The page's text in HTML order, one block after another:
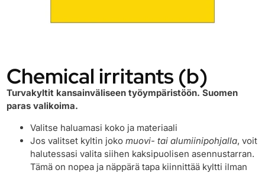
Chemical irritants (b)
Turvakyltit kansainväliseen työympäristöön. Suomen
paras valikoima.
Valitse haluamasi koko ja materiaali
Jos valitset kyltin jokomuovi- tai alumiinipohjalla, voit
halutessasi valita siihen kaksipuolisen asennustarran.
Tämä on nopea ja näppärä tapa kiinnittää kyltti ilman